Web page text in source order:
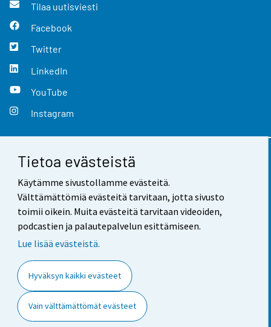
Tietoa evästeistä
Käytämme sivustollamme evästeitä.
Välttämättömiä evästeitä tarvitaan, jotta sivusto
toimii oikein. Muita evästeitä tarvitaan videoiden,
podcastien ja palautepalvelun esittämiseen.
Lue lisää evästeistä.
Hyväksyn kaikki evästeet
Vain välttämättömät evästeet
Tilaa uutisviesti
Facebook
Twitter
LinkedIn
YouTube
Instagram
Yhteystiedot
Palaute
Käyttöehdot
Saavutettavuus
Tietoa sivustosta
Evästeasetukset